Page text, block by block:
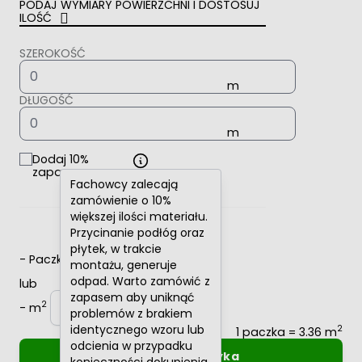
PODAJ WYMIARY POWIERZCHNI I DOSTOSUJ
ILOŚĆ
SZEROKOŚĆ
DŁUGOŚĆ
Dodaj 10%
zapasu
Fachowcy zalecają
zamówienie o 10%
większej ilości materiału.
Przycinanie podłóg oraz
płytek, w trakcie
montażu, generuje
odpad. Warto zamówić z
zapasem aby uniknąć
problemów z brakiem
identycznego wzoru lub
odcienia w przypadku
- Paczki
+
lub
- m2
+
1 paczka = 3.36 m2
Dodaj do koszyka